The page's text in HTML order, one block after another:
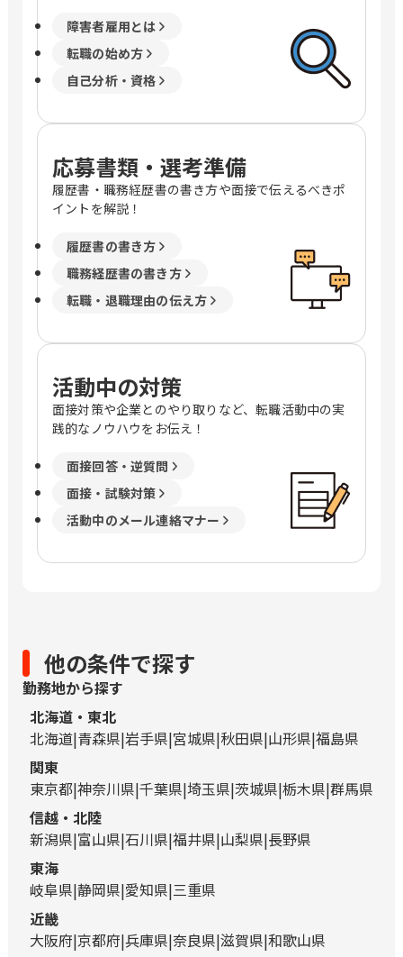
障害者雇用とは
転職の始め方
自己分析・資格
応募書類・選考準備
履歴書・職務経歴書の書き方や面接で伝えるべきポ
イントを解説！
履歴書の書き方
職務経歴書の書き方
転職・退職理由の伝え方
活動中の対策
面接対策や企業とのやり取りなど、転職活動中の実
践的なノウハウをお伝え！
面接回答・逆質問
面接・試験対策
活動中のメール連絡マナー
他の条件で探す
勤務地から探す
北海道・東北
北海道 青森県 岩手県 宮城県 秋田県 山形県 福島県
関東
東京都 神奈川県 千葉県 埼玉県 茨城県 栃木県 群馬県
信越・北陸
新潟県 富山県 石川県 福井県 山梨県 長野県
東海
岐阜県 静岡県 愛知県 三重県
近畿
大阪府 京都府 兵庫県 奈良県 滋賀県 和歌山県